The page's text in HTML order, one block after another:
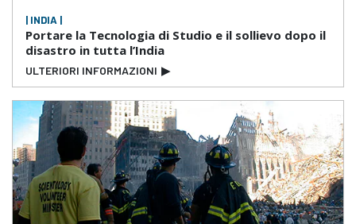
| INDIA |
Portare la Tecnologia di Studio e il sollievo dopo il
disastro in tutta l’India
ULTERIORI INFORMAZIONI ▶